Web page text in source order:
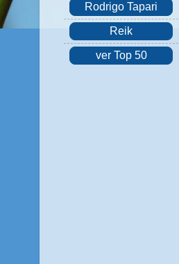
Rodrigo Tapari
Reik
ver Top 50